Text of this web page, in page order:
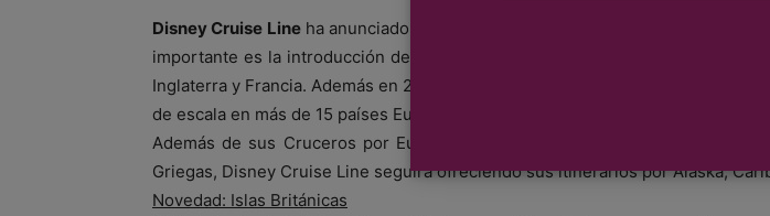
Disney Cruise Lineha anunciado sus itinerarios y rutas para el próximo año
importante es la introducción de un crucero por las Islas Británicas, que
Inglaterra y Francia. Además en 2016, Disney vuelve a navegar por Noruega e
de escala en más de 15 países Europeos.
Además de sus Cruceros por Europa, concretamente por el Báltico, el
Griegas, Disney Cruise Line seguirá ofreciendo sus itinerarios por Alaska,
Novedad: Islas Británicas